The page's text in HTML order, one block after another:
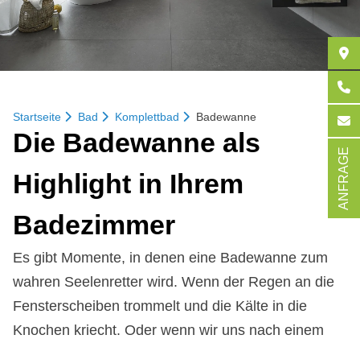
Startseite Bad Komplettbad Badewanne
Die Ba­de­wan­ne als
High­lig­ht in Ih­rem
Ba­de­zim­mer
Es gibt Momente, in denen eine Badewanne zum
wahren Seelenretter wird. Wenn der Regen an die
Fensterscheiben trommelt und die Kälte in die
Knochen kriecht. Oder wenn wir uns nach einem
ANFRAGE